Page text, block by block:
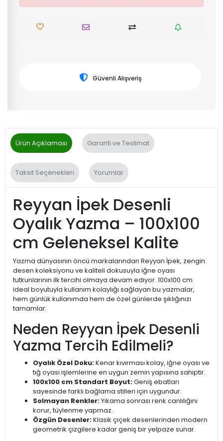
Güvenli Alışveriş
Ürün Açıklaması Garanti ve Teslimat
Taksit Seçenekleri Yorumlar
Reyyan İpek Desenli
Oyalık Yazma – 100x100
cm Geleneksel Kalite
Yazma dünyasının öncü markalarından Reyyan İpek, zengin
desen koleksiyonu ve kaliteli dokusuyla iğne oyası
tutkunlarının ilk tercihi olmaya devam ediyor. 100x100 cm
ideal boyutuyla kullanım kolaylığı sağlayan bu yazmalar,
hem günlük kullanımda hem de özel günlerde şıklığınızı
tamamlar.
Neden Reyyan İpek Desenli
Yazma Tercih Edilmeli?
Oyalık Özel Doku:Kenar kıvırması kolay, iğne oyası ve
tığ oyası işlemlerine en uygun zemin yapısına sahiptir.
100x100 cm Standart Boyut:Geniş ebatları
sayesinde farklı bağlama stilleri için uygundur.
Solmayan Renkler:Yıkama sonrası renk canlılığını
korur, tüylenme yapmaz.
Özgün Desenler:Klasik çiçek desenlerinden modern
geometrik çizgilere kadar geniş bir yelpaze sunar.